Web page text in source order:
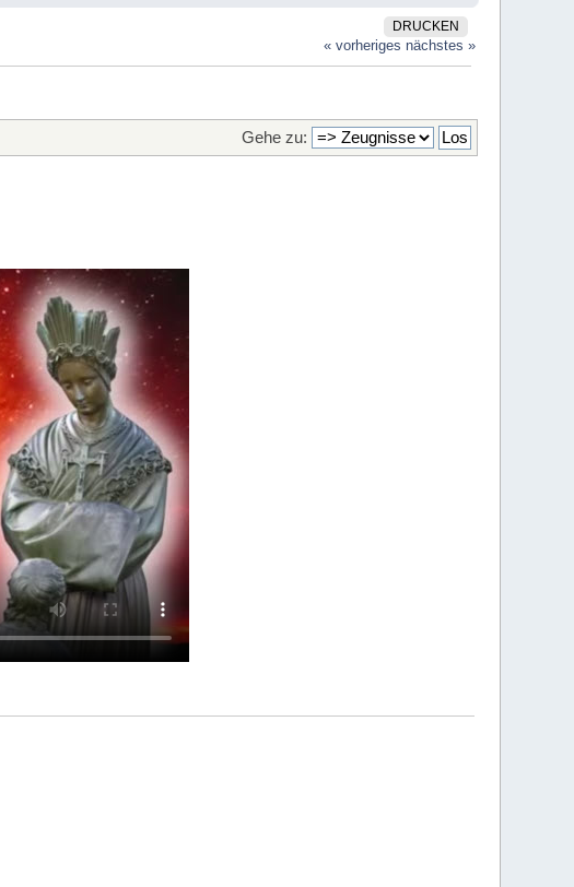
DRUCKEN
« vorheriges nächstes »
Gehe zu: